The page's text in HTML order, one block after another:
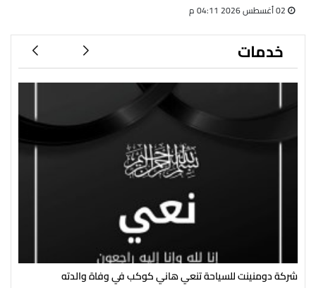
خدمات
شركة دومنينت للسياحة تنعي هاني كوكب في وفاة والدته